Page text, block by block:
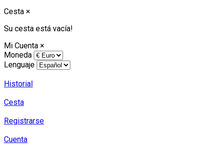
Cesta ×
Su cesta está vacía!
Mi Cuenta ×
Moneda
Lenguaje
Historial
Cesta
Registrarse
Cuenta